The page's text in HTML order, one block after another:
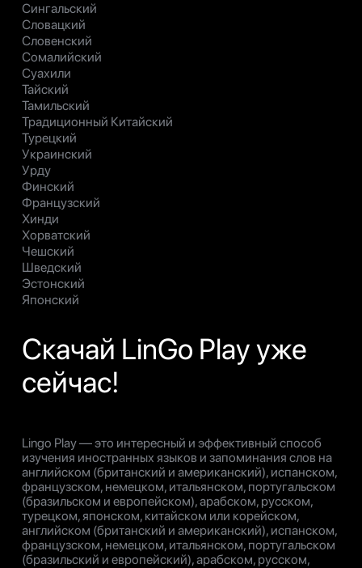
Сингальский
Словацкий
Словенский
Сомалийский
Суахили
Тайский
Тамильский
Традиционный Китайский
Турецкий
Украинский
Урду
Финский
Французский
Хинди
Хорватский
Чешский
Шведский
Эстонский
Японский
Скачай LinGo Play уже
сейчас!
Lingo Play — это интересный и эффективный способ
изучения иностранных языков и запоминания слов на
английском (британский и американский), испанском,
французском, немецком, итальянском, португальском
(бразильском и европейском), арабском, русском,
турецком, японском, китайском или корейском,
английском (британский и американский), испанском,
французском, немецком, итальянском, португальском
(бразильский и европейский), арабском, русском,